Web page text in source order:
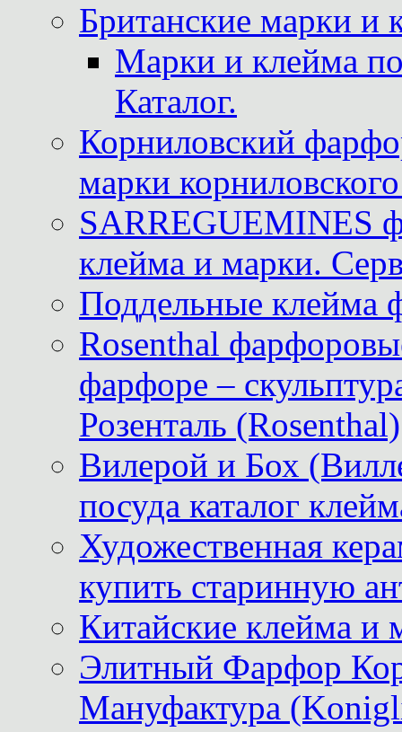
Британские марки и
Марки и клейма
Каталог.
Корниловский
марки
SARREGUEMINES
клейма и марки.
Поддельные клейма
Rosenthal
фарфоре –
Розенталь (Rosenthal)
Вилерой и Бох
посуда каталог
Художественная
купить старинную
Китайские клейма и
Элитный Фарфор
Мануфактура